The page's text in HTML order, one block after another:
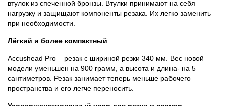
втулок из спеченной бронзы. Втулки принимают на себя
нагрузку и защищают компоненты резака. Их легко заменить
при необходимости.
Лёгкий и более компактный
Accushead Pro – резак с шириной резки 340 мм. Вес новой
модели уменьшен на 900 грамм, а высота и длина- на 5
сантиметров. Резак занимает теперь меньше рабочего
пространства и его легче переносить.